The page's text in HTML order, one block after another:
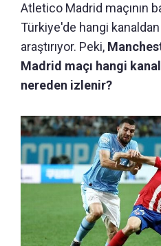
Atletico Madrid maçının
Türkiye'de hangi kanaldan
araştırıyor. Peki,
Madrid maçı hangi
nereden izlenir?